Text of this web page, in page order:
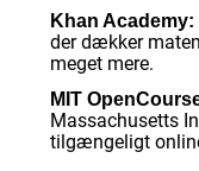
Khan Academy:
der dækker
meget mere.
MIT
Massachusetts
tilgængeligt